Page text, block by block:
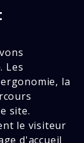
Les
la
site.
le visiteur
d'accueil